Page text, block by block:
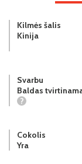
Kilmės šalis
Kinija
Svarbu
Baldas
?
Cokolis
Yra